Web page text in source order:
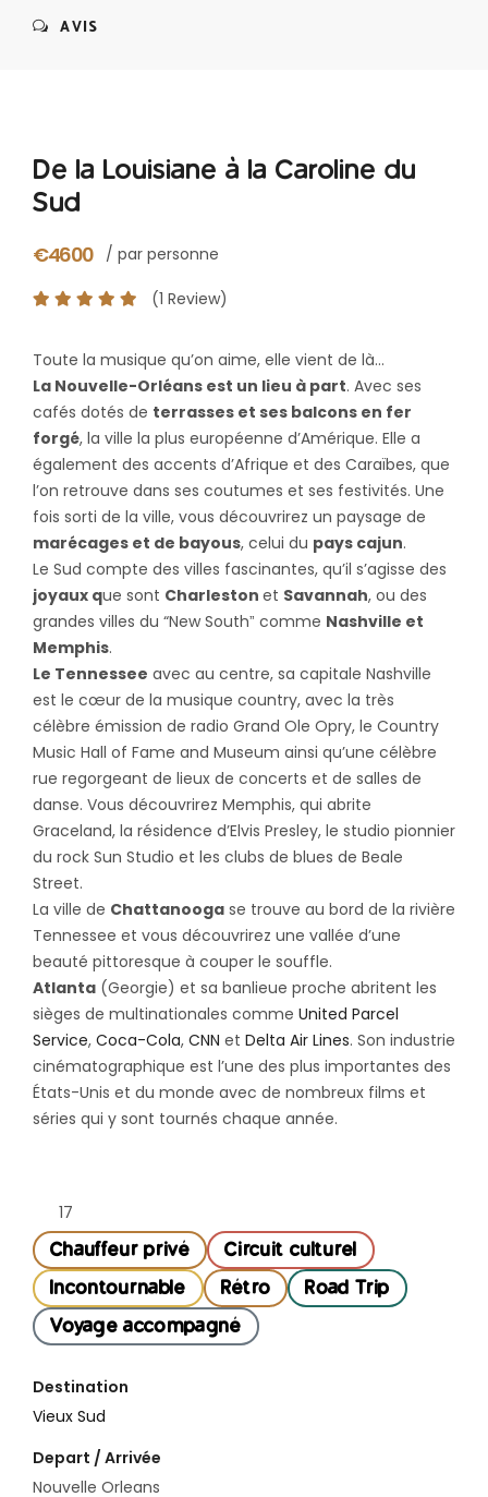
AVIS
De la Louisiane à la Caroline du
Sud
€4600 / par personne
(1 Review)
Toute la musique qu’on aime, elle vient de là…
La Nouvelle-Orléans est un lieu à part. Avec ses
cafés dotés de terrasses et ses balcons en fer
forgé, la ville la plus européenne d’Amérique. Elle a
également des accents d’Afrique et des Caraïbes, que
l’on retrouve dans ses coutumes et ses festivités. Une
fois sorti de la ville, vous découvrirez un paysage de
marécages et de bayous, celui du pays cajun.
Le Sud compte des villes fascinantes, qu’il s’agisse des
joyaux que sont Charleston et Savannah, ou des
grandes villes du “New Southˮ comme Nashville et
Memphis.
Le Tennessee avec au centre, sa capitale Nashville
est le cœur de la musique country, avec la très
célèbre émission de radio Grand Ole Opry, le Country
Music Hall of Fame and Museum ainsi qu’une célèbre
rue regorgeant de lieux de concerts et de salles de
danse. Vous découvrirez Memphis, qui abrite
Graceland, la résidence d’Elvis Presley, le studio pionnier
du rock Sun Studio et les clubs de blues de Beale
Street.
La ville de Chattanooga se trouve au bord de la rivière
Tennessee et vous découvrirez une vallée d’une
beauté pittoresque à couper le souffle.
Atlanta (Georgie) et sa banlieue proche abritent les
sièges de multinationales comme United Parcel
Service, Coca-Cola, CNN et Delta Air Lines. Son industrie
cinématographique est l’une des plus importantes des
États-Unis et du monde avec de nombreux films et
séries qui y sont tournés chaque année.
17
Chauffeur privé
Circuit culturel
Incontournable
Rétro
Road Trip
Voyage accompagné
Destination
Vieux Sud
Depart / Arrivée
Nouvelle Orleans